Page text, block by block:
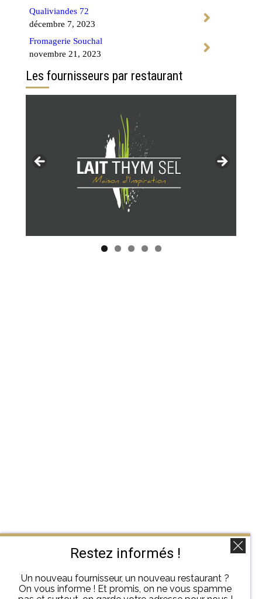
Qualiviandes 72
décembre 7, 2023
Fromagerie Souchal
novembre 21, 2023
Les fournisseurs par restaurant
Restez informés !
Un nouveau fournisseur, un nouveau restaurant ?
On vous informe ! Et promis, on ne vous spamme